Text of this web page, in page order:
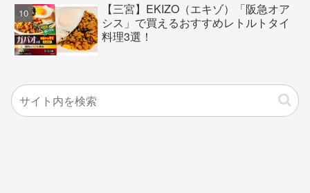
【三宮】EKIZO（エキゾ）「阪急オア
シス」で買えるおすすめレトルトタイ
料理3選！